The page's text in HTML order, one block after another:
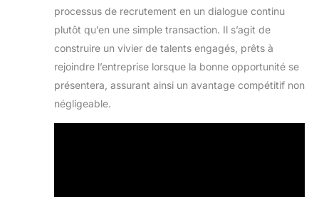
processus de recrutement en un dialogue continu
plutôt qu’en une simple transaction. Il s’agit de
construire un vivier de talents engagés, prêts à
rejoindre l’entreprise lorsque la bonne opportunité se
présentera, assurant ainsi un avantage compétitif non
négligeable.